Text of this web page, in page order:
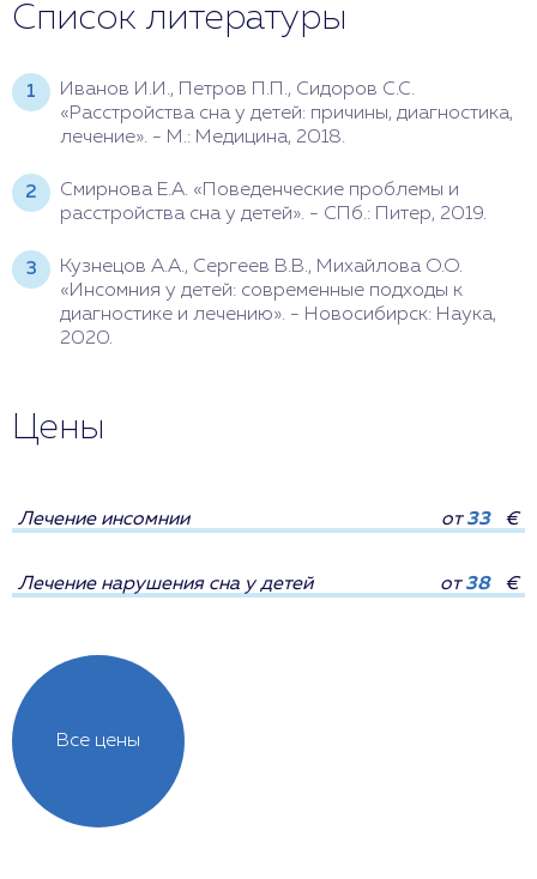
Список литературы
Иванов И.И., Петров П.П., Сидоров С.С.
«Расстройства сна у детей: причины, диагностика,
лечение». - М.: Медицина, 2018.
Смирнова Е.А. «Поведенческие проблемы и
расстройства сна у детей». - СПб.: Питер, 2019.
Кузнецов А.А., Сергеев В.В., Михайлова О.О.
«Инсомния у детей: современные подходы к
диагностике и лечению». - Новосибирск: Наука,
2020.
Цены
Все цены
Лечение инсомнии от33 €
Лечение нарушения сна у детей от38 €